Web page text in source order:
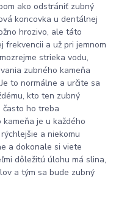
ako odstrániť zubný
koncovka u dentálnej
hrozivo, ale táto
frekvencii a už pri jemnom
strieka vodu,
zubného kameňa
to normálne a určite sa
kto ten zubný
často ho treba
je u každého
a niekomu
a dokonale si viete
dôležitú úlohu má slina,
a tým sa bude zubný